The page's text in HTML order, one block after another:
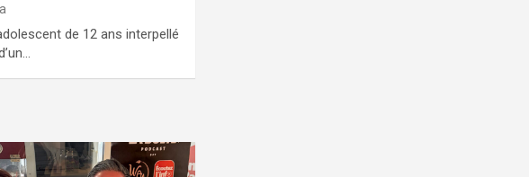
de 12 ans interpellé